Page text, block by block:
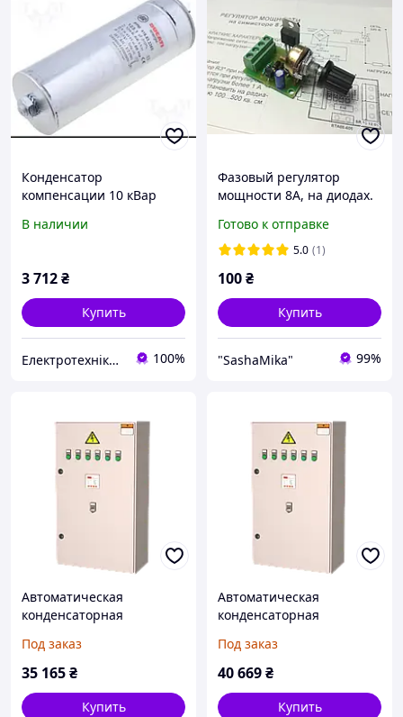
Конденсатор
компенсации 10 кВар
В наличии
3 712₴
Купить
Електротехніка, автоматизація, КВП та А, привідна техніка 100%
Фазовый регулятор
мощности 8А, на диодах.
Готово к отправке
5.0 (1)
100₴
Купить
"SashaMika" 99%
Автоматическая
конденсаторная
5-31УЗ
Под заказ
35 165₴
Купить
Автоматическая
конденсаторная
5-31УЗ
Под заказ
40 669₴
Купить